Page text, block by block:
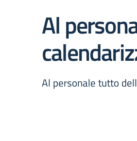
Al
Al personale tutto